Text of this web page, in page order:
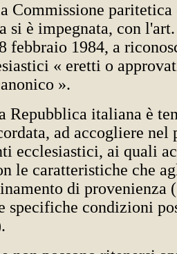
Commissione paritetica
si è impegnata, con
febbraio 1984, a
« eretti o
».
Repubblica italiana è
ad accogliere nel
ecclesiastici, ai quali
le caratteristiche che
di provenienza
specifiche condizioni